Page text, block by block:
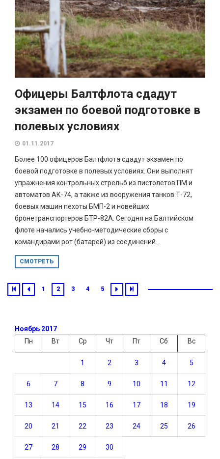
Офицеры Балтфлота сдадут
экзамен по боевой подготовке в
полевых условиях
01.11.2017
Более 100 офицеров Балтфлота сдадут экзамен по
боевой подготовке в полевых условиях. Они выполнят
упражнения контрольных стрельб из пистолетов ПМ и
автоматов АК-74, а также из вооружения танков Т-72,
боевых машин пехоты БМП-2 и новейших
бронетранспортеров БТР-82А. Сегодня на Балтийском
флоте начались учебно-методические сборы с
командирами рот (батарей) из соединений...
СМОТРЕТЬ
1 2 3 4 5
Ноябрь 2017
Пн
Вт Ср Чт Пт Сб Вс
1 2 3 4 5
6 7 8 9 10 11 12
13 14 15 16 17 18 19
20 21 22 23 24 25 26
27 28 29 30